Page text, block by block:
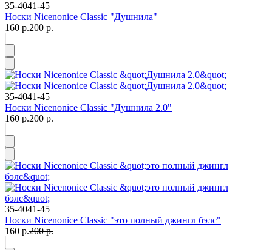
35-4041-45
Носки Nicenonice Classic "Душнила"
160 р.200 р.
35-4041-45
Носки Nicenonice Classic "Душнила 2.0"
160 р.200 р.
35-4041-45
Носки Nicenonice Classic "это полный джингл бэлс"
160 р.200 р.